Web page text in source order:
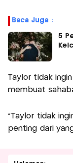
Baca Juga :
5
Taylor tidak
membuat
“Taylor tidak
penting dari